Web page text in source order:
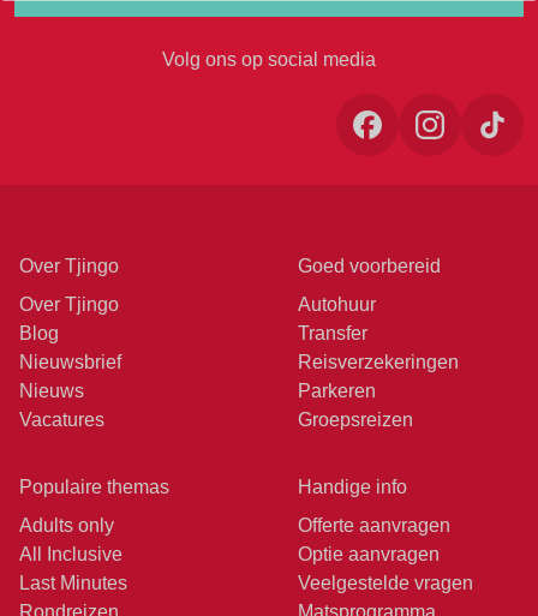
Volg ons op social media
Over Tjingo
Over Tjingo
Blog
Nieuwsbrief
Nieuws
Vacatures
Goed voorbereid
Autohuur
Transfer
Reisverzekeringen
Parkeren
Groepsreizen
Populaire themas
Adults only
All Inclusive
Last Minutes
Rondreizen
Handige info
Offerte aanvragen
Optie aanvragen
Veelgestelde vragen
Matsprogramma